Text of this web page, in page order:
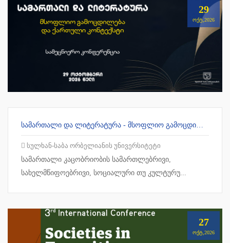
29
ᲝᲥᲢ,2026
ᲡᲐᲛᲐᲠᲗᲐᲚᲘ ᲓᲐ ᲚᲘᲢᲔᲠᲐᲢᲣᲠᲐ - ᲛᲡᲝᲤᲚᲘᲝ ᲒᲐᲛᲝᲪᲓᲘᲚᲔᲑᲐ ᲓᲐ ᲥᲐᲠᲗᲣᲚᲘ ᲙᲝᲜᲢᲔᲥᲡᲢᲘ
სულხან-საბა ორბელიანის უნივერსიტეტი
სამართალი კაცობრიობის სამართლებრივი,
სახელმწიფოებრივი, სოციალური თუ კულტურუ...
27
ᲝᲥᲢ,2026